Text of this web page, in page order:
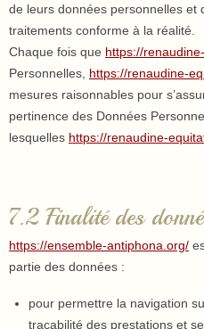
de leurs données personnelles et
traitements conforme à la réalité.
Chaque fois que https://
Personnelles, https://renaudine-
mesures raisonnables pour
pertinence des Données
lesquelles https://renaudine-
7.2 Finalité des
https://ensemble-antiphona.org/
partie des données :
pour permettre la navigation
traçabilité des prestations et